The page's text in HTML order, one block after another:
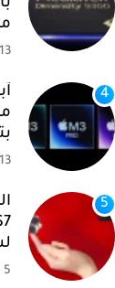
13 نوفمبر 2023
4
13 نوفمبر 2023
5
5 نوفمبر 2023